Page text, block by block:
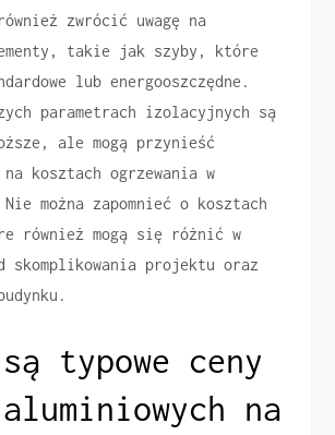
zwrócić uwagę na
takie jak szyby, które
lub energooszczędne.
parametrach izolacyjnych są
ale mogą przynieść
kosztach ogrzewania w
można zapomnieć o kosztach
również mogą się różnić w
skomplikowania projektu oraz
typowe ceny
na